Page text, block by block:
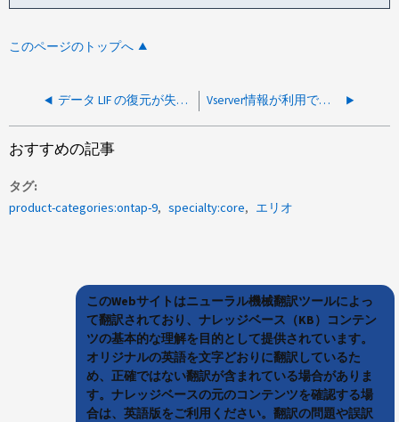
このページのトップへ
データ LIF の復元が失敗し、そのノードで Vserver が一時的に利用できなくなりました Vserver情報が利用できないため、ONTAPアップグレード後にデータLIFの復元に失敗する
おすすめの記事
タグ
product-categories:ontap-9
specialty:core エリオ
このWebサイトはニューラル機械翻訳ツールによっ
て翻訳されており、ナレッジベース（KB）コンテン
ツの基本的な理解を目的として提供されています。
オリジナルの英語を文字どおりに翻訳しているた
め、正確ではない翻訳が含まれている場合がありま
す。ナレッジベースの元のコンテンツを確認する場
合は、英語版をご利用ください。翻訳の問題や誤訳